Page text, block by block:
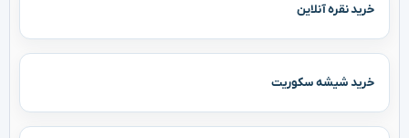
خرید نقره آنلاین
خرید شیشه سکوریت